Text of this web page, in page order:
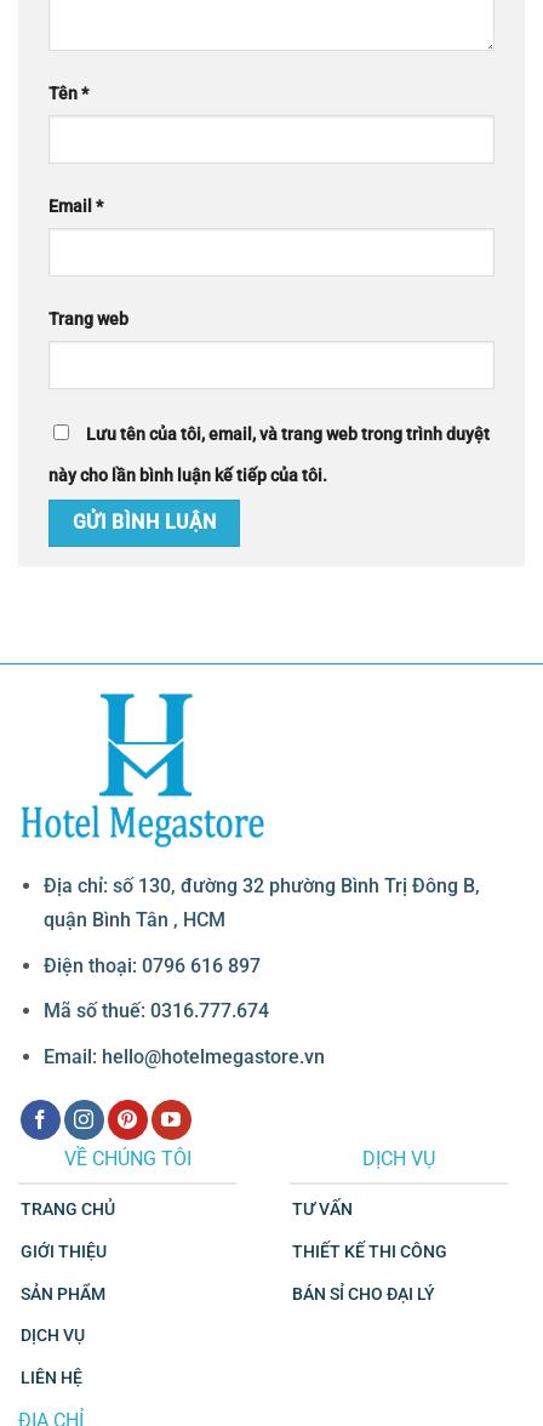
Tên*
Email *
Trang web
Lưu tên của tôi, email, và trang web trong trình duyệt
này cho lần bình luận kế tiếp của tôi.
Địa chỉ: số 130, đường 32 phường Bình Trị Đông B,
quận Bình Tân , HCM
Điện thoại: 0796 616 897
Mã số thuế: 0316.777.674
Email: hello@hotelmegastore.vn
VỀ CHÚNG TÔI
TRANG CHỦ
GIỚI THIỆU
SẢN PHẨM
DỊCH VỤ
LIÊN HỆ
DỊCH VỤ
TƯ VẤN
THIẾT KẾ THI CÔNG
BÁN SỈ CHO ĐẠI LÝ
ĐỊA CHỈ